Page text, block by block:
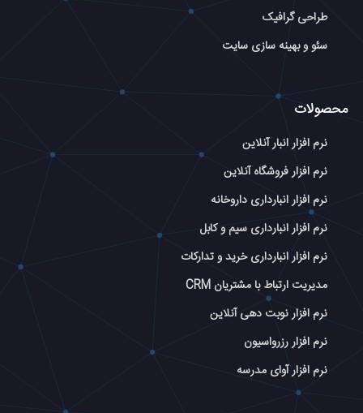
طراحی گرافیک
سئو و بهینه سازی سایت
محصولات
نرم افزار انبار آنلاین
نرم افزار فروشگاه آنلاین
نرم افزار انبارداری داروخانه
نرم افزار انبارداری سیم و کابل
نرم افزار انبارداری خرید و تدارکات
مدیریت ارتباط با مشتریان CRM
نرم افزار نوبت دهی آنلاین
نرم افزار رزرواسیون
نرم افزار آوای مدرسه